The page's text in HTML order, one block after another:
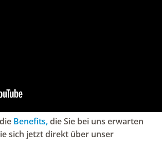
Benefits,die Sie bei uns erwarten
sich jetzt direkt über unser